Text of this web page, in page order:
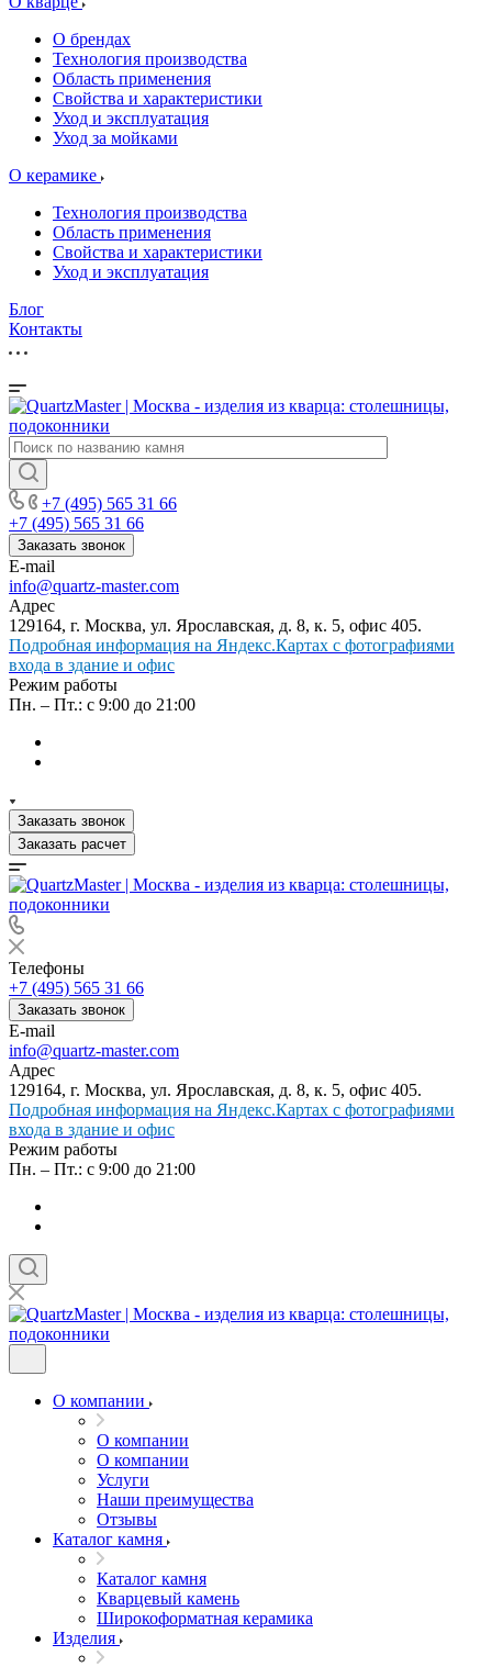
О брендах
Технология производства
Область применения
Свойства и характеристики
Уход и эксплуатация
Уход за мойками
О керамике
Технология производства
Область применения
Свойства и характеристики
Уход и эксплуатация
Блог
Контакты
+7 (495) 565 31 66
+7 (495) 565 31 66
Заказать звонок
E-mail
info@quartz-master.com
Адрес
129164, г. Москва, ул. Ярославская, д. 8, к. 5, офис 405.
Подробная информация на Яндекс.Картах с фотографиями
входа в здание и офис
Режим работы
Пн. – Пт.: с 9:00 до 21:00
Заказать звонок
Заказать расчет
Телефоны
+7 (495) 565 31 66
Заказать звонок
E-mail
info@quartz-master.com
Адрес
129164, г. Москва, ул. Ярославская, д. 8, к. 5, офис 405.
Подробная информация на Яндекс.Картах с фотографиями
входа в здание и офис
Режим работы
Пн. – Пт.: с 9:00 до 21:00
О компании
О компании
О компании
Услуги
Наши преимущества
Отзывы
Каталог камня
Каталог камня
Кварцевый камень
Широкоформатная керамика
Изделия